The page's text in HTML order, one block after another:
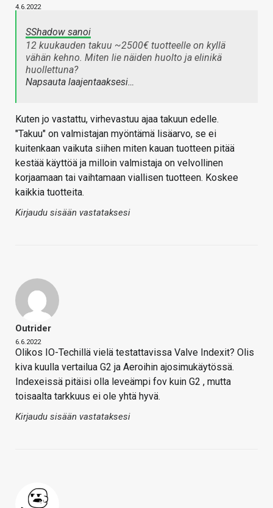
4.6.2022
SShadow sanoi
12 kuukauden takuu ~2500€ tuotteelle on kyllä
vähän kehno. Miten lie näiden huolto ja elinikä
huollettuna?
Napsauta laajentaaksesi…
Kuten jo vastattu, virhevastuu ajaa takuun edelle.
"Takuu" on valmistajan myöntämä lisäarvo, se ei
kuitenkaan vaikuta siihen miten kauan tuotteen pitää
kestää käyttöä ja milloin valmistaja on velvollinen
korjaamaan tai vaihtamaan viallisen tuotteen. Koskee
kaikkia tuotteita.
Kirjaudu sisään vastataksesi
Outrider
6.6.2022
Olikos IO-Techillä vielä testattavissa Valve Indexit? Olis
kiva kuulla vertailua G2 ja Aeroihin ajosimukäytössä.
Indexeissä pitäisi olla leveämpi fov kuin G2 , mutta
toisaalta tarkkuus ei ole yhtä hyvä.
Kirjaudu sisään vastataksesi